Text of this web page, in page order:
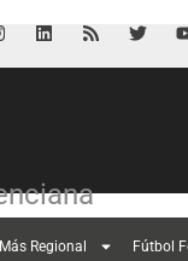
Más Regional Fútbol